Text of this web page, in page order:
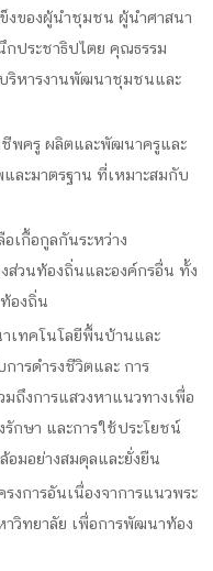
งของผู้นำชุมชน ผู้นำศาสนา
ประชาธิปไตย คุณธรรม
บริหารงานพัฒนาชุมชนและ
ชีพครู ผลิตและพัฒนาครูและ
ะมาตรฐาน ที่เหมาะสมกับ
เกื้อกูลกันระหว่าง
วนท้องถิ่นและองค์กรอื่น ทั้ง
องถิ่น
เทคโนโลยีพื้นบ้านและ
ารดำรงชีวิตและ การ
ถึงการแสวงหาแนวทางเพื่อ
รักษา และการใช้ประโยชน์
อมอย่างสมดุลและยั่งยืน
งการอันเนื่องจาการแนวพระ
วิทยาลัย เพื่อการพัฒนาท้อง